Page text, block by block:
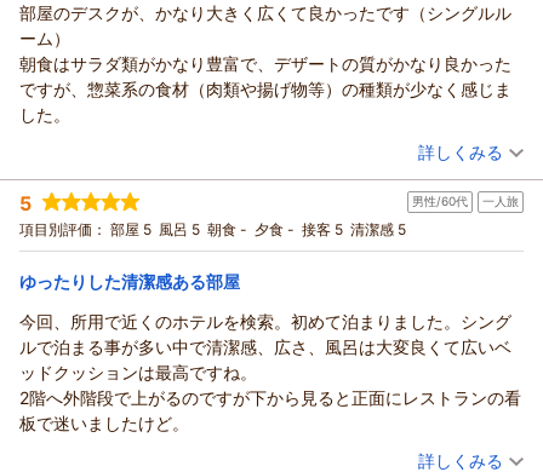
ます。
今後もご家族皆さまに安心してご利用いただけるホテルを目指
して努めてまいります。
またのお越しをスタッフ一同、心よりお待ち申し上げておりま
す。
（返信日：2026/06/25）
リッチモンドホテル東京武蔵野からの返信
この度はリッチモンドホテル東京武蔵野にご宿泊いただきまし
て誠にありがとうございます。
ご友人様のご結婚式という大切なご予定の際に、数あるホテル
の中から当ホテルをお選びいただきましたことを嬉しく思って
お部屋の清潔さや設備、アクセス面についてご満足いただけた
とのお言葉をいただき、スタッフ一同大変嬉しく拝読させてい
ただきました。ご滞在時間は限られていたとのことですが、ゆ
っくりとお休みいただけたようで何よりでございます。
今後もお客様に安心して快適にお過ごしいただけるホテルを目
またお近くにお越しの際は、ぜひ当ホテルをご利用くださいま
せ。スタッフ一同、心よりお待ち申し上げております。
支配人 小西 フロント 杉澤
（返信日：2026/06/22）
部屋のデスクが、かなり大きく広くて良かったです（シングルル
ーム）
朝食はサラダ類がかなり豊富で、デザートの質がかなり良かった
ですが、惣菜系の食材（肉類や揚げ物等）の種類が少なく感じま
した。
（投稿日：2026/06/15）
宿泊時期： 2026年05月宿泊 (一人旅)
投稿者： ピカゲットさん
宿泊プラン： 【じゃらんのお得な10日間】【◆朝食付◆】新鮮野菜でヘルシ
ービュッフェスタイル！
シングル 朝のみ
宿泊価格帯： 11,001～12,000円(大人一人あたり/税込)
リッチモンドホテル東京武蔵野からの返信
この度はリッチモンドホテル東京武蔵野にご宿泊いただき、誠
にありがとうございます。
客室のデスクにつきまして、ご満足いただけたとのこと大変嬉
しく拝読いたしました。広めのデスクは、お仕事やお食事、ち
ょっとした作業など、さまざまな場面で快適にご利用いただけ
詳しくみる
5 男性/60代 一人旅
項目別評価： 部屋 5 風呂 5 朝食 - 夕食 - 接客 5 清潔感 5
ゆったりした清潔感ある部屋
今回、所用で近くのホテルを検索。初めて泊まりました。シング
ルで泊まる事が多い中で清潔感、広さ、風呂は大変良くて広いベ
ッドクッションは最高ですね。
2階へ外階段で上がるのですが下から見ると正面にレストランの看
板で迷いましたけど。
（投稿日：2026/06/11）
詳しくみる